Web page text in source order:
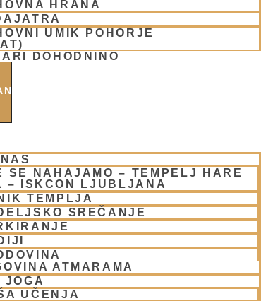
HRANA
UMIK POHORJE
DOHODNINO
SE NAHAJAMO – TEMPELJ HARE
– ISKCON LJUBLJANA
TEMPLJA
SREČANJE
ATMARAMA
JOGA
UČENJA
OGNJENO ŽRTVOVANJE -